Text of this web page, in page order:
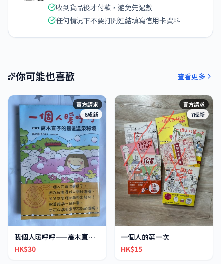
收到貨品後才付款，避免先過數
任何情況下不要打開連結填寫信用卡資料
你可能也喜歡 查看更多
賣方請求
6成新
我個人暖呼呼——高木直子的鐵道溫泉秘境
HK$30
賣方請求
7成新
一個人的第一次
HK$15